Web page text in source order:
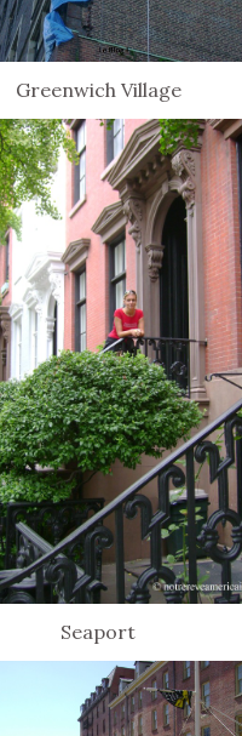
Greenwich Village
Seaport